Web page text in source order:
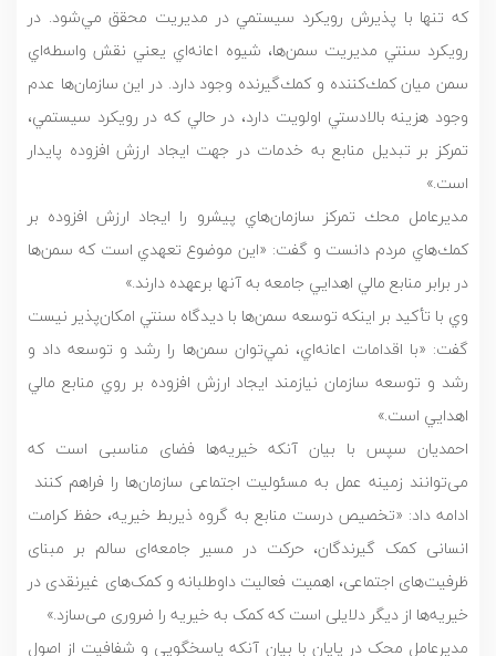
كه تنها با پذيرش رويكرد سيستمي در مديريت محقق مي‌شود. در
رويكرد سنتي مديريت سمن‌ها، شيوه اعانه‌اي يعني نقش واسطه‌اي
سمن ميان كمك‌كننده و كمك‌گيرنده وجود دارد. در اين سازمان‌ها عدم
وجود هزينه بالادستي اولويت دارد، در حالي كه در رويكرد سيستمي،
تمركز بر تبديل منابع به خدمات در جهت ايجاد ارزش افزوده پايدار
است.»
مديرعامل محك تمركز سازمان‌هاي پيشرو را ايجاد ارزش افزوده بر
كمك‌هاي مردم دانست و گفت: «اين موضوع تعهدي است كه سمن‌ها
در برابر منابع مالي اهدايي جامعه به آنها برعهده دارند.»
وي با تأكيد بر اينكه توسعه سمن‌ها با ديدگاه سنتي امكان‌پذير نيست
گفت: «‌با اقدامات اعانه‌اي، نمي‌توان سمن‌ها را رشد و توسعه داد و
رشد و توسعه سازمان نيازمند ايجاد ارزش افزوده بر روي منابع مالي
اهدايي است.»
احمدیان سپس با بیان آنکه خیریه‌ها فضای مناسبی است که
می‌توانند زمینه عمل به مسئولیت اجتماعی سازمان‌ها را فراهم کنند
ادامه داد: «تخصیص درست منابع به گروه ذیربط خیریه، حفظ کرامت
انسانی کمک گیرندگان، حرکت در مسیر جامعه‌ای سالم بر مبنای
ظرفیت‌های اجتماعی، اهمیت فعالیت‌ داوطلبانه و کمک‌های غیرنقدی در
خیریه‌ها از دیگر دلایلی است که کمک به خیریه را ضروری می‌سازد.»
مدیرعامل محک در پایان با بیان آنکه پاسخگویی و شفافیت از اصول